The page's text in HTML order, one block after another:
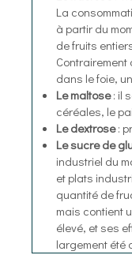
La
à partir du
de fruits
dans le foie,
Le maltose: il
céréales, le
Le dextrose:
Le sucre de
industriel du
et plats
quantité de
mais contient
élevé, et ses
largement été